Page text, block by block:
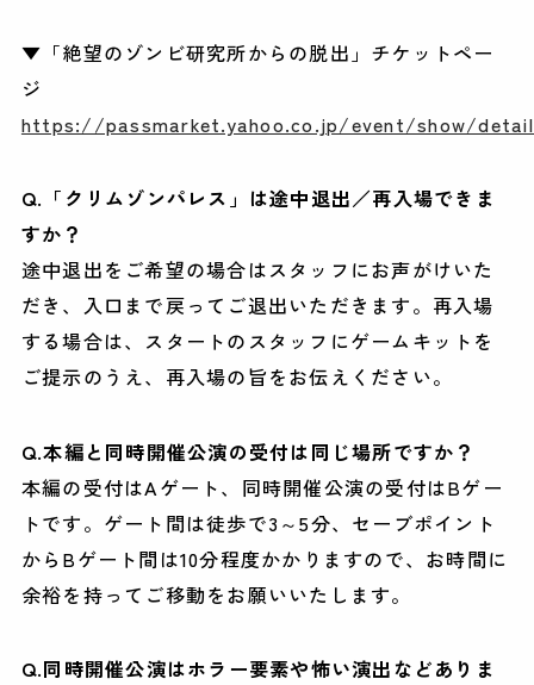
▼「絶望のゾンビ研究所からの脱出」チケットペー
ジ
https://passmarket.yahoo.co.jp/event/show/
Q.「クリムゾンパレス」は途中退出／再入場できま
すか？
途中退出をご希望の場合はスタッフにお声がけいた
だき、入口まで戻ってご退出いただきます。再入場
する場合は、スタートのスタッフにゲームキットを
ご提示のうえ、再入場の旨をお伝えください。
Q.本編と同時開催公演の受付は同じ場所ですか？
本編の受付はAゲート、同時開催公演の受付はBゲー
トです。ゲート間は徒歩で3～5分、セーブポイント
からBゲート間は10分程度かかりますので、お時間に
余裕を持ってご移動をお願いいたします。
Q.同時開催公演はホラー要素や怖い演出などありま